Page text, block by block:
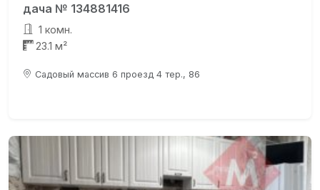
дача № 134881416
1 комн.
23.1 м²
Садовый массив 6 проезд 4 тер., 86